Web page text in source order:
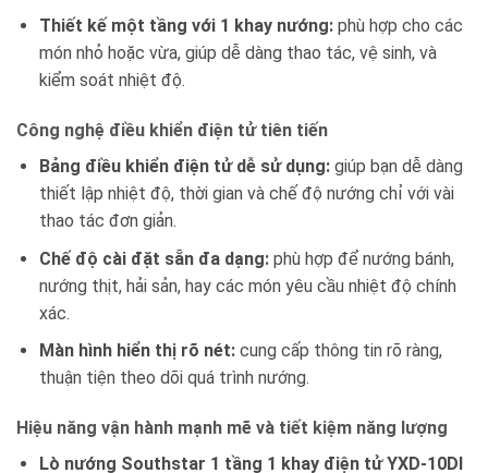
Thiết kế một tầng với 1 khay nướng:phù hợp cho các
món nhỏ hoặc vừa, giúp dễ dàng thao tác, vệ sinh, và
kiểm soát nhiệt độ.
Công nghệ điều khiển điện tử tiên tiến
Bảng điều khiển điện tử dễ sử dụng:giúp bạn dễ dàng
thiết lập nhiệt độ, thời gian và chế độ nướng chỉ với vài
thao tác đơn giản.
Chế độ cài đặt sẵn đa dạng:phù hợp để nướng bánh,
nướng thịt, hải sản, hay các món yêu cầu nhiệt độ chính
xác.
Màn hình hiển thị rõ nét:cung cấp thông tin rõ ràng,
thuận tiện theo dõi quá trình nướng.
Hiệu năng vận hành mạnh mẽ và tiết kiệm năng lượng
Lò nướng Southstar 1 tầng 1 khay điện tử YXD-10DI